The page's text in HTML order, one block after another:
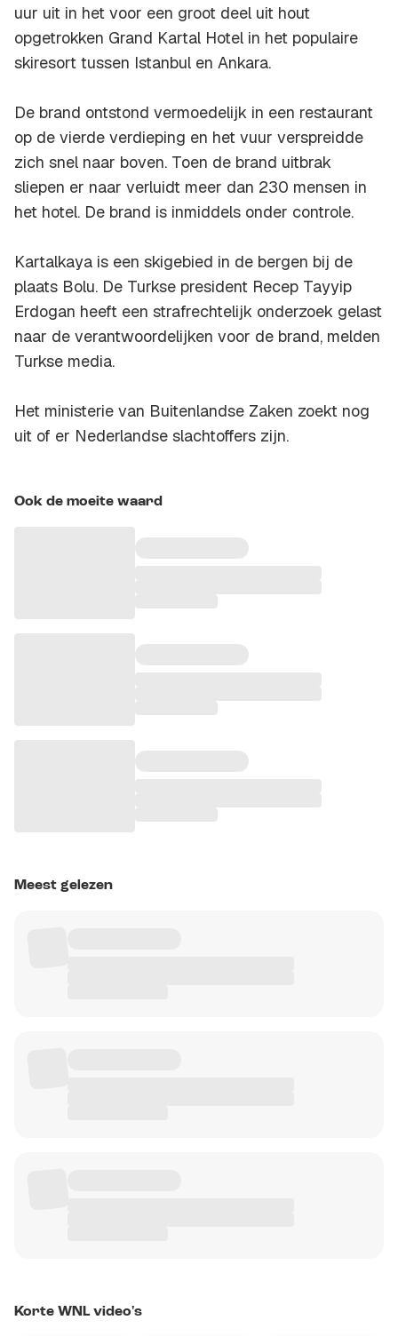
uur uit in het voor een groot deel uit hout
opgetrokken Grand Kartal Hotel in het populaire
skiresort tussen Istanbul en Ankara.
De brand ontstond vermoedelijk in een restaurant
op de vierde verdieping en het vuur verspreidde
zich snel naar boven. Toen de brand uitbrak
sliepen er naar verluidt meer dan 230 mensen in
het hotel. De brand is inmiddels onder controle.
Kartalkaya is een skigebied in de bergen bij de
plaats Bolu. De Turkse president Recep Tayyip
Erdogan heeft een strafrechtelijk onderzoek gelast
naar de verantwoordelijken voor de brand, melden
Turkse media.
Het ministerie van Buitenlandse Zaken zoekt nog
uit of er Nederlandse slachtoffers zijn.
Ook de moeite waard
Meest gelezen
Korte WNL video's